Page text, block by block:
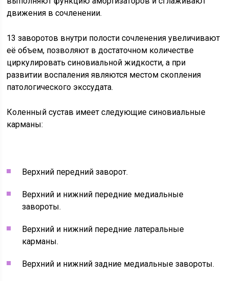
движения в сочленении.
13 заворотов внутри полости сочленения увеличивают
её объем, позволяют в достаточном количестве
циркулировать синовиальной жидкости, а при
развитии воспаления являются местом скопления
патологического экссудата.
Коленный сустав имеет следующие синовиальные
карманы:
Верхний передний заворот.
Верхний и нижний передние медиальные
завороты.
Верхний и нижний передние латеральные
карманы.
Верхний и нижний задние медиальные завороты.